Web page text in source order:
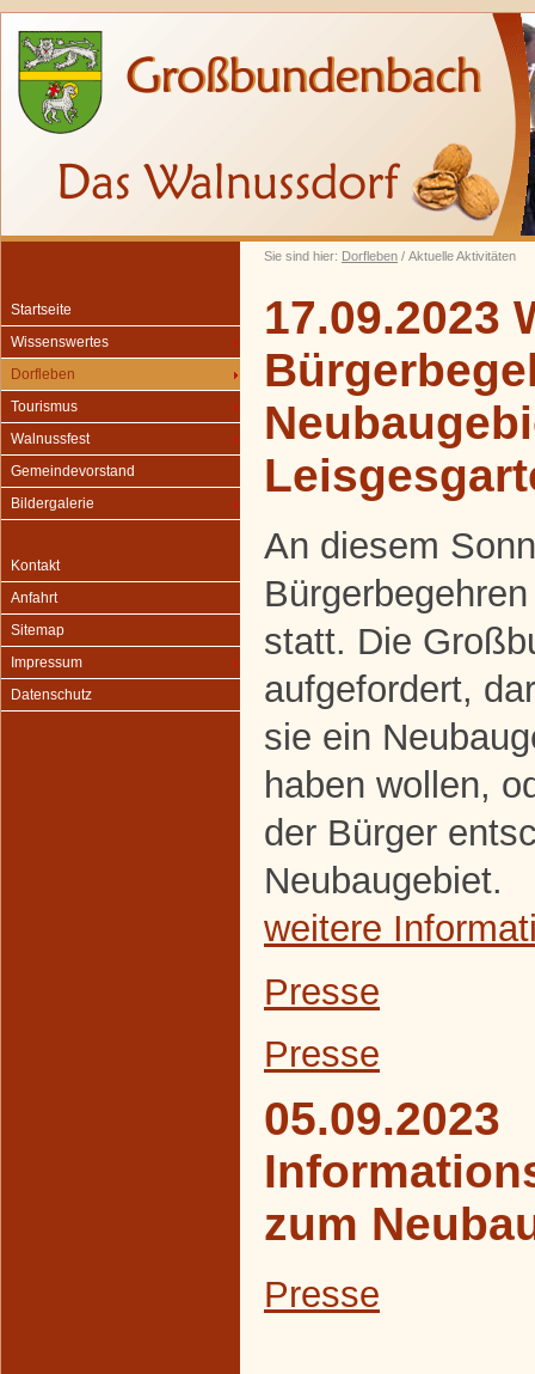
Sie sind hier: Dorfleben / Aktuelle Aktivitäten
Startseite
Wissenswertes
Dorfleben
Tourismus
Walnussfest
Gemeindevorstand
Bildergalerie
Kontakt
Anfahrt
Sitemap
Impressum
Datenschutz
17.09.2023
An diesem
statt. Die
aufgefordert,
sie ein
haben wollen,
der Bürger
Neubaugebiet.
weitere
Presse
Presse
05.09.2023
zum
Presse